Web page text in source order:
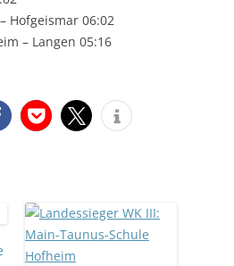
Hofgeismar 06:02
– Langen 05:16